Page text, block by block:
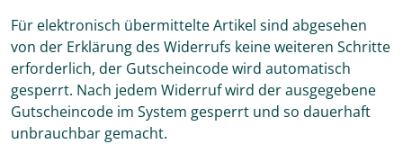
Für elektronisch übermittelte Artikel sind abgesehen
von der Erklärung des Widerrufs keine weiteren Schritte
erforderlich, der Gutscheincode wird automatisch
gesperrt. Nach jedem Widerruf wird der ausgegebene
Gutscheincode im System gesperrt und so dauerhaft
unbrauchbar gemacht.